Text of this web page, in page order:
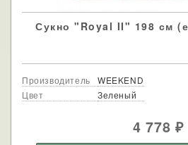
Сукно "Royal II" 198 см
Производитель
WEEKEND
Цвет
Зеленый
4 778₽